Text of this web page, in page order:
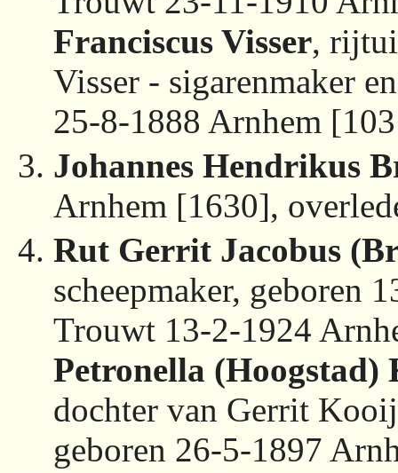
Franciscus Visser,
Visser - sigarenmaker
25-8-1888 Arnhem
Johannes Hendrikus
Arnhem [1630],
Rut Gerrit Jacobus
scheepmaker, geboren
Trouwt 13-2-1924
Petronella (Hoogstad)
dochter van Gerrit
geboren 26-5-1897